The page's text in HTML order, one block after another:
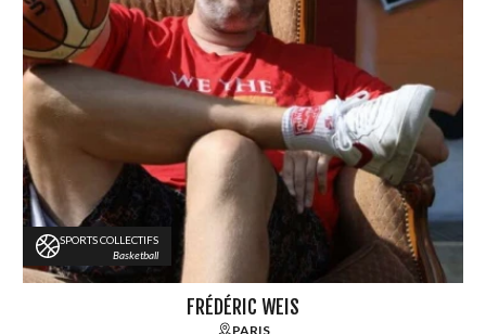
SPORTS COLLECTIFS
Basketball
FRÉDÉRIC WEIS
PARIS